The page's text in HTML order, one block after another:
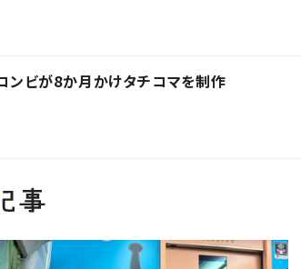
ビが8か月かけタチコマを制作